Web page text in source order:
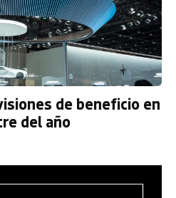
de beneficio en
del año